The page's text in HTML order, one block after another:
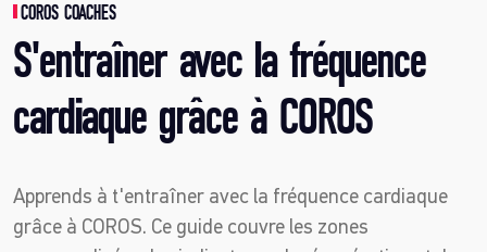
COROS COACHES
S'entraîner avec la fréquence
cardiaque grâce à COROS
Apprends à t'entraîner avec la fréquence cardiaque
grâce à COROS. Ce guide couvre les zones